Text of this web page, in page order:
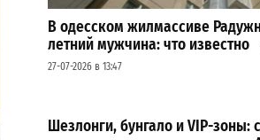
В одесском жилмассиве
летний мужчина: что известно
27-07-2026 в 13:47
Шезлонги, бунгало и VIP-зоны: